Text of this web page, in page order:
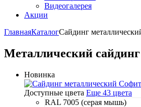
Видеогалерея
Акции
ГлавнаяКаталогСайдинг
Металлический сайдинг
Новинка
Доступные цвета Еще 43 цвета
RAL 7005 (серая мышь)